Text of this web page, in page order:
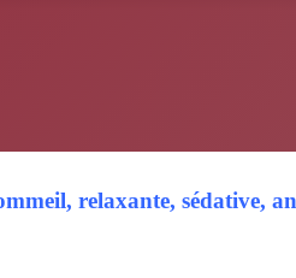
relaxante, sédative,